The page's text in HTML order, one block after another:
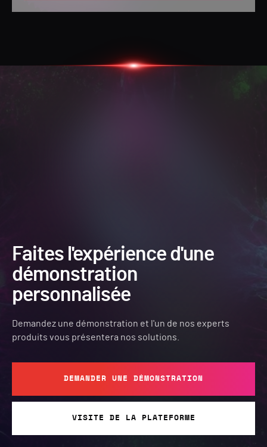
Faites l'expérience d'une
démonstration
personnalisée
Demandez une démonstration et l'un de nos experts
produits vous présentera nos solutions.
DEMANDER UNE DÉMONSTRATION
VISITE DE LA PLATEFORME